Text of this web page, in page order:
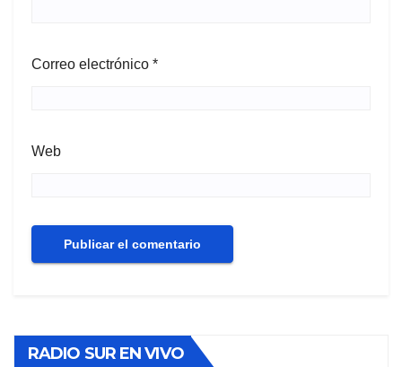
Correo electrónico *
Web
RADIO SUR EN VIVO